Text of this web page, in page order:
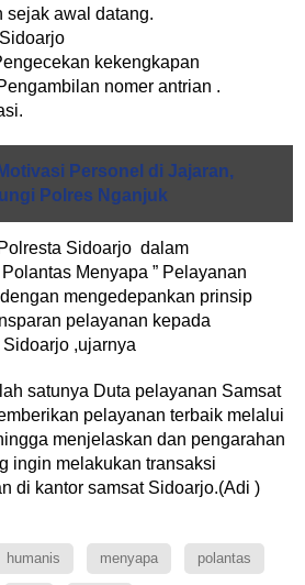
sejak awal datang.
kekengkapan
nomer antrian .
Personel di Jajaran,
Polres Nganjuk
Sidoarjo dalam
Menyapa ” Pelayanan
mengedepankan prinsip
pelayanan kepada
,ujarnya
satunya Duta pelayanan Samsat
pelayanan terbaik melalui
menjelaskan dan pengarahan
ingin melakukan transaksi
di kantor samsat Sidoarjo.(Adi )
humanis menyapa polantas